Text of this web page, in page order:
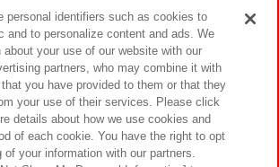
ンペーン
サステナビリティ サイトポリシー
ー ウェブアクセシビリティ方針と検証結果
personal identifiers such as cookies to
and to personalize content and ads. We
about your use of our website with our
partners, who may combine it with
you have provided to them or that they
your use of their services. Please click
details about how we use cookies and
of each cookie. You have the right to opt
of your information with our partners.